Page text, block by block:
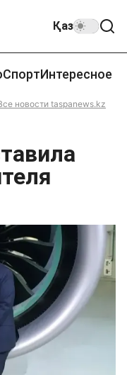
Қаз
СпортИнтересное
новости taspanews.kz